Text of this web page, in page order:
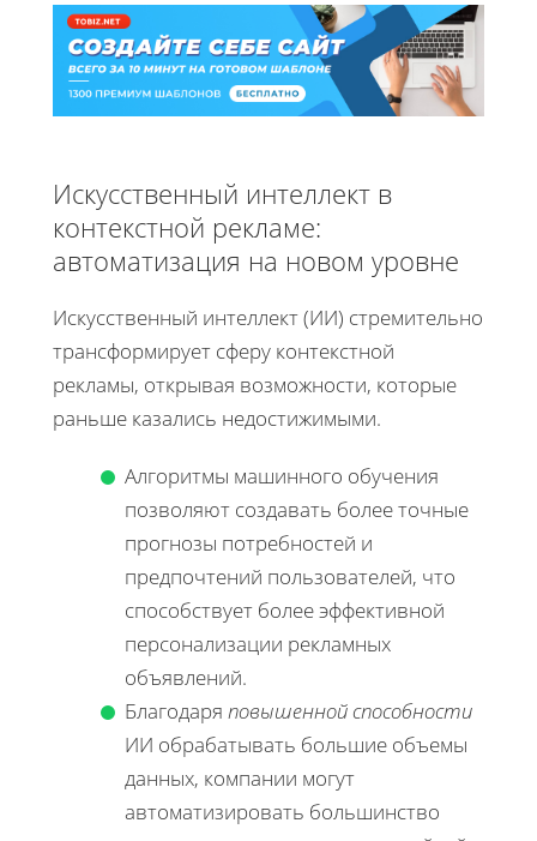
Искусственный интеллект в
контекстной рекламе:
автоматизация на новом уровне
Искусственный интеллект (ИИ) стремительно
трансформирует сферу контекстной
рекламы, открывая возможности, которые
раньше казались недостижимыми.
Алгоритмы машинного обучения
позволяют создавать более точные
прогнозы потребностей и
предпочтений пользователей, что
способствует более эффективной
персонализации рекламных
объявлений.
Благодаря повышенной способности
ИИ обрабатывать большие объемы
данных, компании могут
автоматизировать большинство